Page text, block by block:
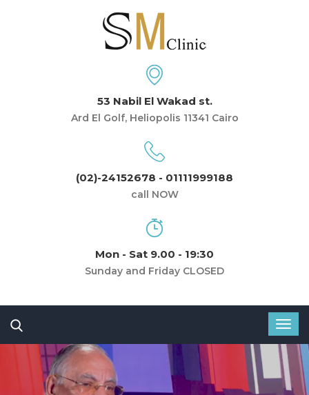
53 Nabil El Wakad st.
Ard El Golf, Heliopolis 11341 Cairo
(02)-24152678 - 01111999188
call NOW
Mon - Sat 9.00 - 19:30
Sunday and Friday CLOSED